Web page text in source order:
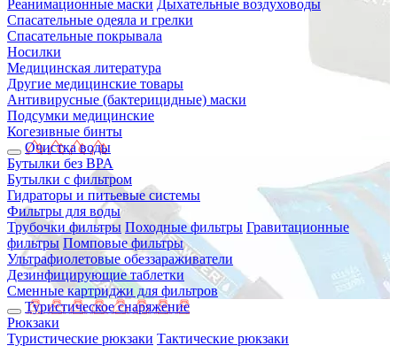
Реанимационные маски Дыхательные воздуховоды
Спасательные одеяла и грелки
Спасательные покрывала
Носилки
Медицинская литература
Другие медицинские товары
Антивирусные (бактерицидные) маски
Подсумки медицинские
Когезивные бинты
Очистка воды
Бутылки без BPA
Бутылки с фильтром
Гидраторы и питьевые системы
Фильтры для воды
Трубочки фильтры Походные фильтры Гравитационные
фильтры Помповые фильтры
Ультрафиолетовые обеззараживатели
Дезинфицирующие таблетки
Сменные картриджи для фильтров
Туристическое снаряжение
Рюкзаки
Туристические рюкзаки Тактические рюкзаки